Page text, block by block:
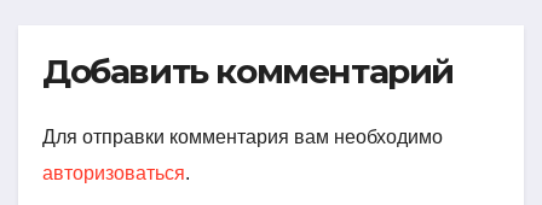
Добавить комментарий
Для отправки комментария вам необходимо
авторизоваться.